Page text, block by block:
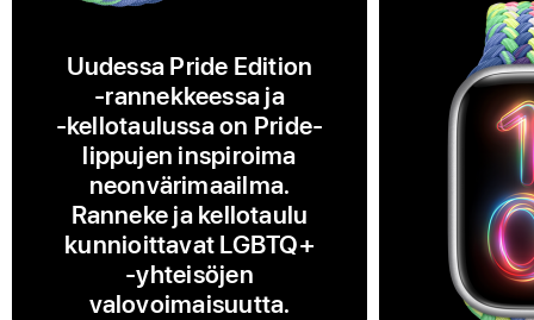
Uudessa Pride Edition
‑rannekkeessa ja
‑kellotaulussa on Pride-
lippujen inspiroima
neonvärimaailma.
Ranneke ja kellotaulu
kunnioittavat LGBTQ+
‑yhteisöjen
valovoimaisuutta.